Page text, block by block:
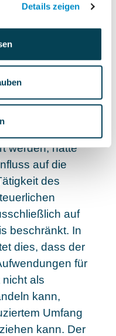
Details zeigen
sondern
Pflichten
dürften.
des Interim
sondern
Sollte die
werden, hätte
auf die
des
auf
beschränkt. In
dies, dass der
für
als
kann,
Umfang
kann. Der